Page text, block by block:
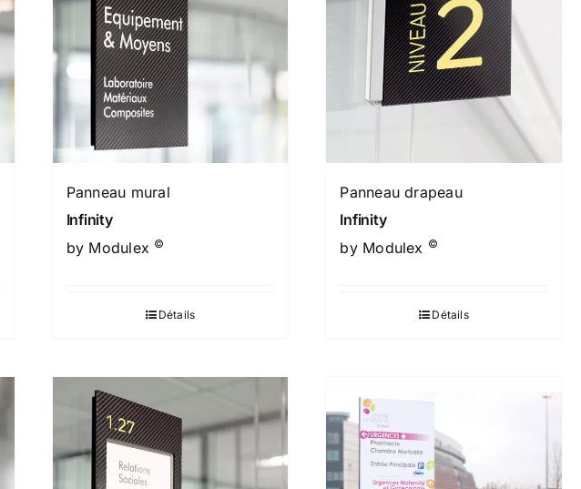
Panneau mural
Infinity
by Modulex ©
Détails
Panneau drapeau
Infinity
by Modulex ©
Détails